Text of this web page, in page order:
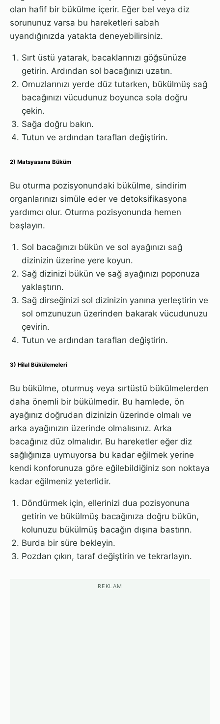
olan hafif bir bükülme içerir. Eğer bel veya diz
sorununuz varsa bu hareketleri sabah
uyandığınızda yatakta deneyebilirsiniz.
Sırt üstü yatarak, bacaklarınızı göğsünüze
getirin. Ardından sol bacağınızı uzatın.
Omuzlarınızı yerde düz tutarken, bükülmüş sağ
bacağınızı vücudunuz boyunca sola doğru
çekin.
Sağa doğru bakın.
Tutun ve ardından tarafları değiştirin.
2) Matsyasana Büküm
Bu oturma pozisyonundaki bükülme, sindirim
organlarınızı simüle eder ve detoksifikasyona
yardımcı olur. Oturma pozisyonunda hemen
başlayın.
Sol bacağınızı bükün ve sol ayağınızı sağ
dizinizin üzerine yere koyun.
Sağ dizinizi bükün ve sağ ayağınızı poponuza
yaklaştırın.
Sağ dirseğinizi sol dizinizin yanına yerleştirin ve
sol omzunuzun üzerinden bakarak vücudunuzu
çevirin.
Tutun ve ardından tarafları değiştirin.
3) Hilal Bükülemeleri
Bu bükülme, oturmuş veya sırtüstü bükülmelerden
daha önemli bir bükülmedir. Bu hamlede, ön
ayağınız doğrudan dizinizin üzerinde olmalı ve
arka ayağınızın üzerinde olmalısınız. Arka
bacağınız düz olmalıdır. Bu hareketler eğer diz
sağlığınıza uymuyorsa bu kadar eğilmek yerine
kendi konforunuza göre eğilebildiğiniz son noktaya
kadar eğilmeniz yeterlidir.
Döndürmek için, ellerinizi dua pozisyonuna
getirin ve bükülmüş bacağınıza doğru bükün,
kolunuzu bükülmüş bacağın dışına bastırın.
Burda bir süre bekleyin.
Pozdan çıkın, taraf değiştirin ve tekrarlayın.
REKLAM